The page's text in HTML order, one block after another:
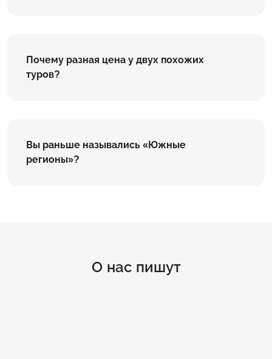
Почему разная цена у двух похожих
туров?
Вы раньше назывались «Южные
регионы»?
О нас пишут